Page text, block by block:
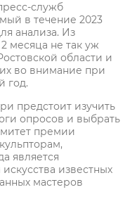
служб
в течение 2023
анализа. Из
месяца не так уж
области и
во внимание при
год.
предстоит изучить
опросов и выбрать
премии
является
известных
мастеров